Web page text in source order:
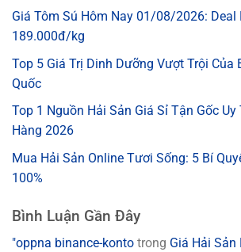
Giá Tôm Sú Hôm Nay 01/08/2026: Deal
189.000đ/kg
Top 5 Giá Trị Dinh Dưỡng Vượt Trội Của
Quốc
Top 1 Nguồn Hải Sản Giá Sỉ Tận Gốc Uy
Hàng 2026
Mua Hải Sản Online Tươi Sống: 5 Bí
100%
Bình Luận Gần Đây
"oppna binance-konto trong Giá Hải